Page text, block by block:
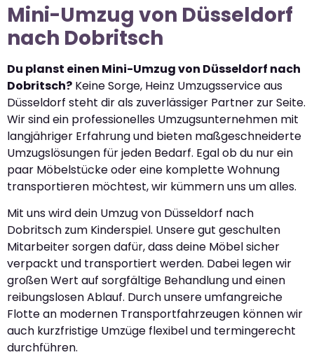
Mini-Umzug von Düsseldorf
nach Dobritsch
Du planst einen Mini-Umzug von Düsseldorf nach
Dobritsch? Keine Sorge, Heinz Umzugsservice aus
Düsseldorf steht dir als zuverlässiger Partner zur Seite.
Wir sind ein professionelles Umzugsunternehmen mit
langjähriger Erfahrung und bieten maßgeschneiderte
Umzugslösungen für jeden Bedarf. Egal ob du nur ein
paar Möbelstücke oder eine komplette Wohnung
transportieren möchtest, wir kümmern uns um alles.
Mit uns wird dein Umzug von Düsseldorf nach
Dobritsch zum Kinderspiel. Unsere gut geschulten
Mitarbeiter sorgen dafür, dass deine Möbel sicher
verpackt und transportiert werden. Dabei legen wir
großen Wert auf sorgfältige Behandlung und einen
reibungslosen Ablauf. Durch unsere umfangreiche
Flotte an modernen Transportfahrzeugen können wir
auch kurzfristige Umzüge flexibel und termingerecht
durchführen.